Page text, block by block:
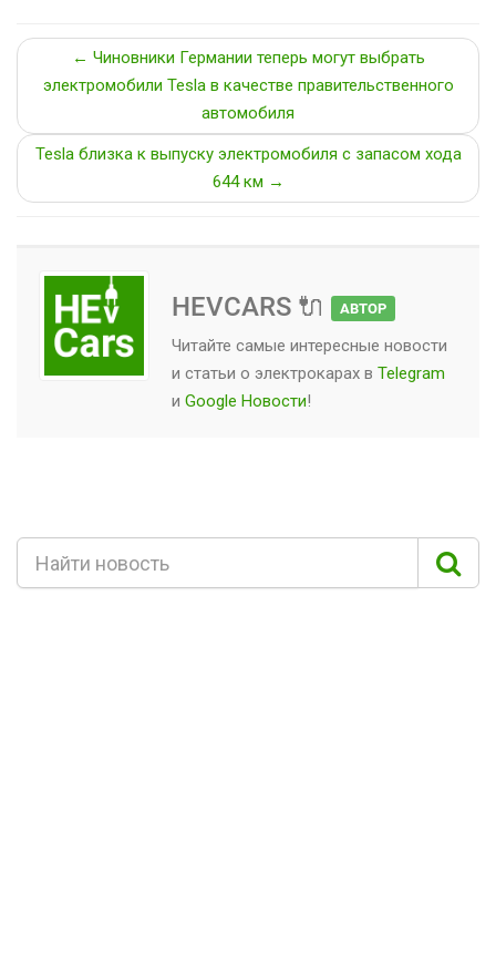
← Чиновники Германии теперь могут выбрать
электромобили Tesla в качестве правительственного
автомобиля
Tesla близка к выпуску электромобиля с запасом хода
644 км →
HEVCARS 🔌 АВТОР
Читайте самые интересные новости
и статьи о электрокарах в Telegram
и Google Новости!